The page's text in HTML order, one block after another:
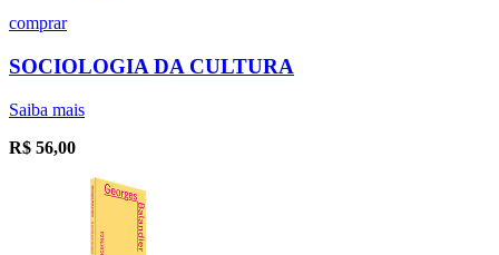
comprar
SOCIOLOGIA DA CULTURA
Saiba mais
R$ 56,00